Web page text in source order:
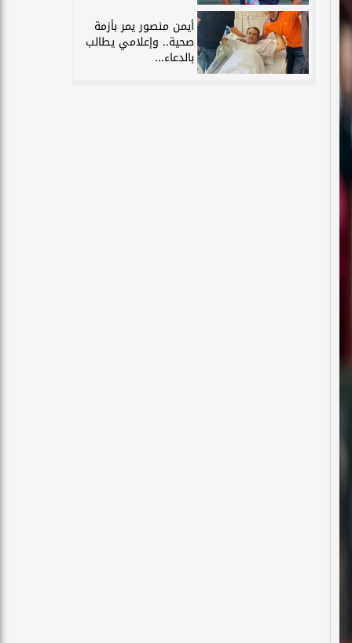
أيمن منصور يمر بأزمة
صحية.. وإعلامي يطالب
بالدعاء...